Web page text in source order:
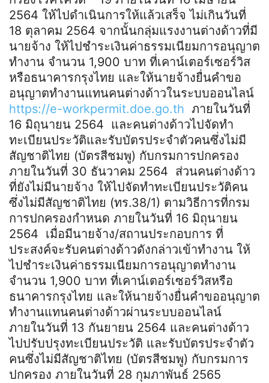
2564 ให้ไปดำเนินการให้แล้วเสร็จ ไม่เกินวันที่
18 ตุลาคม 2564 จากนั้นกลุ่มแรงงานต่างด้าวที่มี
นายจ้าง ให้ไปชำระเงินค่าธรรมเนียมการอนุญาต
ทำงาน จำนวน 1,900 บาท ที่เคาน์เตอร์เซอร์วิส
หรือธนาคารกรุงไทย และให้นายจ้างยื่นคำขอ
อนุญาตทำงานแทนคนต่างด้าวในระบบออนไลน์
https://e-workpermit.doe.go.th ภายในวันที่
16 มิถุนายน 2564 และคนต่างด้าวไปจัดทำ
ทะเบียนประวัติและรับบัตรประจำตัวคนซึ่งไม่มี
สัญชาติไทย (บัตรสีชมพู) กับกรมการปกครอง
ภายในวันที่ 30 ธันวาคม 2564 ส่วนคนต่างด้าว
ที่ยังไม่มีนายจ้าง ให้ไปจัดทำทะเบียนประวัติคน
ซึ่งไม่มีสัญชาติไทย (ทร.38/1) ตามวิธีการที่กรม
การปกครองกำหนด ภายในวันที่ 16 มิถุนายน
2564 เมื่อมีนายจ้าง/สถานประกอบการ ที่
ประสงค์จะรับคนต่างด้าวดังกล่าวเข้าทำงาน ให้
ไปชำระเงินค่าธรรมเนียมการอนุญาตทำงาน
จำนวน 1,900 บาท ที่เคาน์เตอร์เซอร์วิสหรือ
ธนาคารกรุงไทย และให้นายจ้างยื่นคำขออนุญาต
ทำงานแทนคนต่างด้าวผ่านระบบออนไลน์
ภายในวันที่ 13 กันยายน 2564 และคนต่างด้าว
ไปปรับปรุงทะเบียนประวัติ และรับบัตรประจำตัว
คนซึ่งไม่มีสัญชาติไทย (บัตรสีชมพู) กับกรมการ
ปกครอง ภายในวันที่ 28 กุมภาพันธ์ 2565